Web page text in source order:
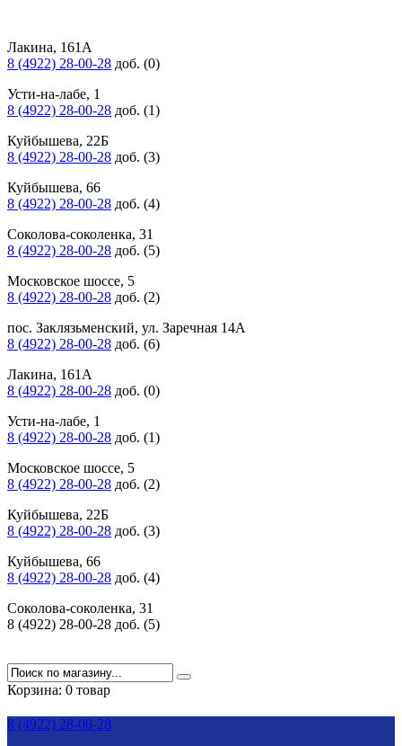
Лакина, 161А
8 (4922) 28-00-28 доб. (0)
Усти-на-лабе, 1
8 (4922) 28-00-28 доб. (1)
Куйбышева, 22Б
8 (4922) 28-00-28 доб. (3)
Куйбышева, 66
8 (4922) 28-00-28 доб. (4)
Соколова-соколенка, 31
8 (4922) 28-00-28 доб. (5)
Московское шоссе, 5
8 (4922) 28-00-28 доб. (2)
пос. Заклязьменский, ул. Заречная 14А
8 (4922) 28-00-28 доб. (6)
Лакина, 161А
8 (4922) 28-00-28 доб. (0)
Усти-на-лабе, 1
8 (4922) 28-00-28 доб. (1)
Московское шоссе, 5
8 (4922) 28-00-28 доб. (2)
Куйбышева, 22Б
8 (4922) 28-00-28 доб. (3)
Куйбышева, 66
8 (4922) 28-00-28 доб. (4)
Соколова-соколенка, 31
8 (4922) 28-00-28 доб. (5)
Корзина: 0 товар
8 (4922) 28-00-28